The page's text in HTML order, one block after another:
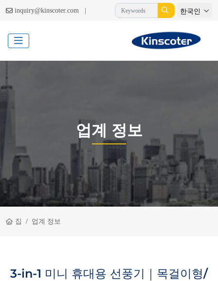
inquiry@kinscoter.com | 한국인
업계 정보
집 업계 정보
3-in-1 미니 휴대용 선풍기｜목걸이형/